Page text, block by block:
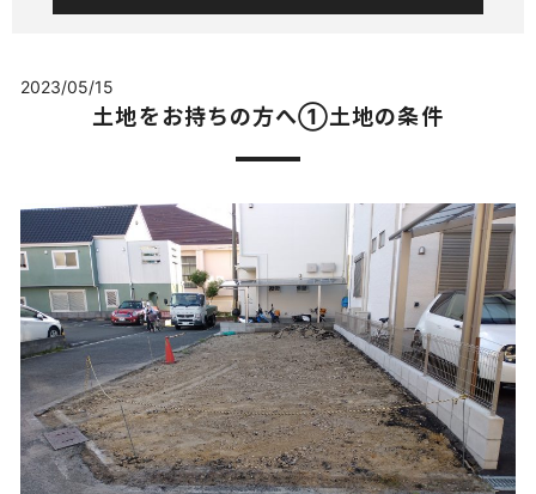
2023/05/15
土地をお持ちの方へ①土地の条件